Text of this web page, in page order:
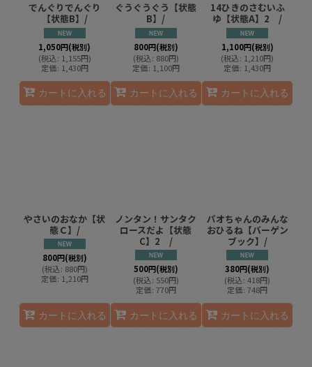
でんぐりでんぐり
【状態B】/
1,050円(税別)
(税込: 1,155円)
定価: 1,430円
カートに入れる
ぐうぐうぐう【状態
B】/
800円(税別)
(税込: 880円)
定価: 1,100円
カートに入れる
14ひきのさむいふ
ゆ【状態A】2 /
1,100円(税別)
(税込: 1,210円)
定価: 1,430円
カートに入れる
やさいのおなか【状
態Ｃ】/
800円(税別)
(税込: 880円)
定価: 1,210円
カートに入れる
ノンタン！サンタク
ロースだよ【状態
C】2 /
500円(税別)
(税込: 550円)
定価: 770円
カートに入れる
パオちゃんのみんな
おひるね【バーゲン
ブック】/
380円(税別)
(税込: 418円)
定価: 748円
カートに入れる